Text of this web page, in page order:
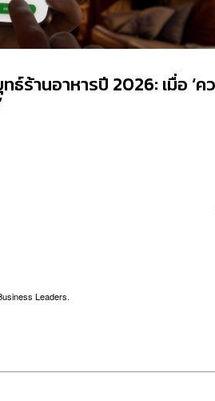
ธ์ร้านอาหารปี 2026: เมื่อ ‘ค
Leaders.